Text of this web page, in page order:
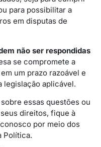
para possibilitar a
em disputas de
não ser respondidas
se compromete a
um prazo razoável e
legislação aplicável.
essas questões ou
direitos, fique à
por meio dos
Política.